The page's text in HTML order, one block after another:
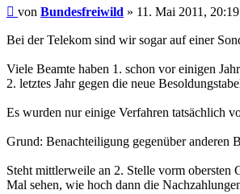
Beitrag
von Bundesfreiwild » 11. Mai 2011, 20:19
Bei der Telekom sind wir sogar auf einer
Viele Beamte haben 1. schon vor einigen
2. letztes Jahr gegen die neue
Es wurden nur einige Verfahren tatsächlich
Grund: Benachteiligung gegenüber anderen
Steht mittlerweile an 2. Stelle vorm
Mal sehen, wie hoch dann die